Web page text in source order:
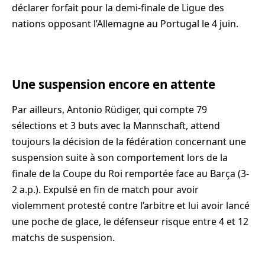
déclarer forfait pour la demi-finale de Ligue des
nations opposant l’Allemagne au Portugal le 4 juin.
Une suspension encore en attente
Par ailleurs, Antonio Rüdiger, qui compte 79
sélections et 3 buts avec la Mannschaft, attend
toujours la décision de la fédération concernant une
suspension suite à son comportement lors de la
finale de la Coupe du Roi remportée face au Barça (3-
2 a.p.). Expulsé en fin de match pour avoir
violemment protesté contre l’arbitre et lui avoir lancé
une poche de glace, le défenseur risque entre 4 et 12
matchs de suspension.